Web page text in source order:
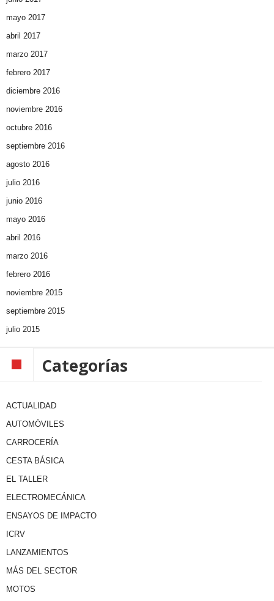
mayo 2017
abril 2017
marzo 2017
febrero 2017
diciembre 2016
noviembre 2016
octubre 2016
septiembre 2016
agosto 2016
julio 2016
junio 2016
mayo 2016
abril 2016
marzo 2016
febrero 2016
noviembre 2015
septiembre 2015
julio 2015
Categorías
ACTUALIDAD
AUTOMÓVILES
CARROCERÍA
CESTA BÁSICA
EL TALLER
ELECTROMECÁNICA
ENSAYOS DE IMPACTO
ICRV
LANZAMIENTOS
MÁS DEL SECTOR
MOTOS